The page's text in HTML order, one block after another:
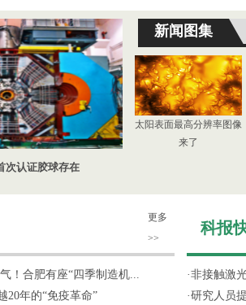
次认证胶球存在
新闻图集
太阳表面最高分辨率图像
来了
更多
>>
！合肥有座“四季制造机...
20年的“免疫革命”
科报
·非接触激
·研究人员